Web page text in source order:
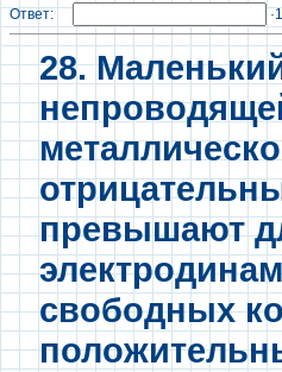
Ответ:
28.
превышают
свободных